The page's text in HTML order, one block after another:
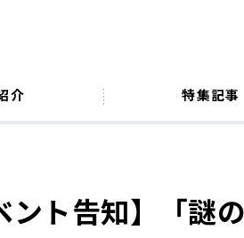
介 特集記事
ト告知】「謎